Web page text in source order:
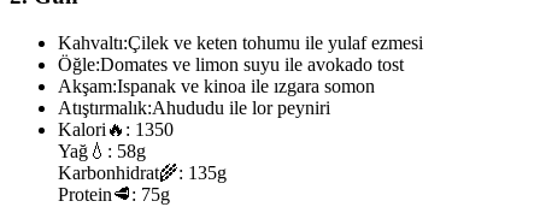
Kahvaltı:Çilek ve keten tohumu ile yulaf ezmesi
Öğle:Domates ve limon suyu ile avokado tost
Akşam:Ispanak ve kinoa ile ızgara somon
Atıştırmalık:Ahududu ile lor peyniri
Kalori 🔥: 1350
Yağ 💧: 58g
Karbonhidrat🌾: 135g
Protein🥩: 75g